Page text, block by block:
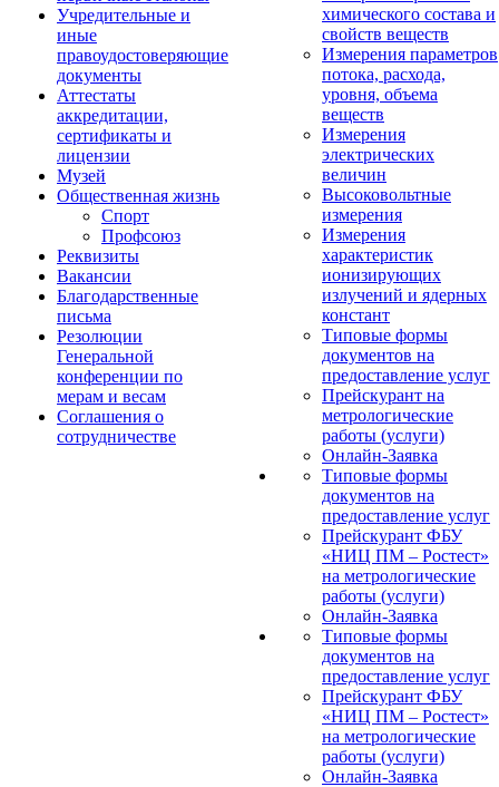
Учредительные и
иные
правоудостоверяющие
документы
Аттестаты
аккредитации,
сертификаты и
лицензии
Музей
Общественная жизнь
Спорт
Профсоюз
Реквизиты
Вакансии
Благодарственные
письма
Резолюции
Генеральной
конференции по
мерам и весам
Соглашения о
сотрудничестве
химического состава и
свойств веществ
Измерения параметров
потока, расхода,
уровня, объема
веществ
Измерения
электрических
величин
Высоковольтные
измерения
Измерения
характеристик
ионизирующих
излучений и ядерных
констант
Типовые формы
документов на
предоставление услуг
Прейскурант на
метрологические
работы (услуги)
Онлайн-Заявка
Типовые формы
документов на
предоставление услуг
Прейскурант ФБУ
«НИЦ ПМ – Ростест»
на метрологические
работы (услуги)
Онлайн-Заявка
Типовые формы
документов на
предоставление услуг
Прейскурант ФБУ
«НИЦ ПМ – Ростест»
на метрологические
работы (услуги)
Онлайн-Заявка